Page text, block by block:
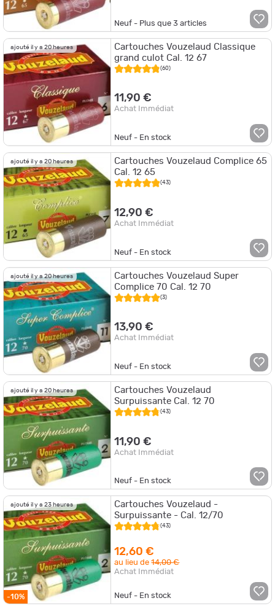
Neuf - Plus que3 articles
ajouté il y a 20 heures
Cartouches Vouzelaud Classique
grand culot Cal. 12 67
(60)
11,90 €
Achat Immédiat
Neuf - En stock
ajouté il y a 20 heures
Cartouches Vouzelaud Complice 65
Cal. 12 65
(43)
12,90 €
Achat Immédiat
Neuf - En stock
ajouté il y a 20 heures
Cartouches Vouzelaud Super
Complice 70 Cal. 12 70
(3)
13,90 €
Achat Immédiat
Neuf - En stock
ajouté il y a 20 heures
Cartouches Vouzelaud
Surpuissante Cal. 12 70
(43)
11,90 €
Achat Immédiat
Neuf - En stock
ajouté il y a 23 heures
-10%
Cartouches Vouzelaud -
Surpuissante - Cal. 12/70
(43)
12,60 €
au lieu de14,00 €
Achat Immédiat
Neuf - En stock